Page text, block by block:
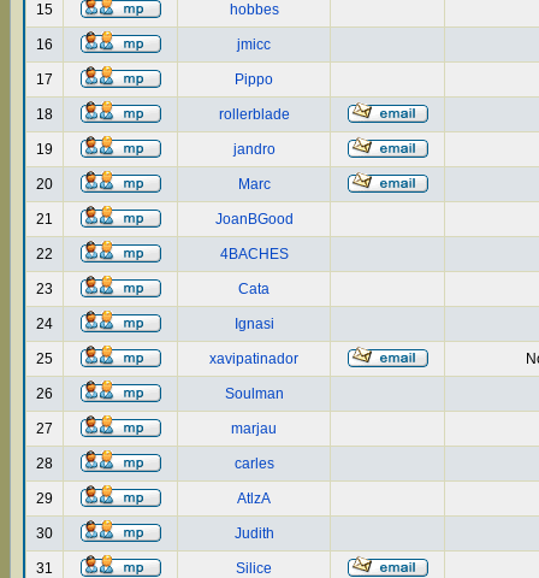
15 hobbes
16 jmicc
17 Pippo
18 rollerblade
19 jandro
20 Marc
21 JoanBGood
22 4BACHES
23 Cata
24 Ignasi
25 xavipatinador
26 Soulman
27 marjau
28 carles
29 AtlzA
30 Judith
31 Silice